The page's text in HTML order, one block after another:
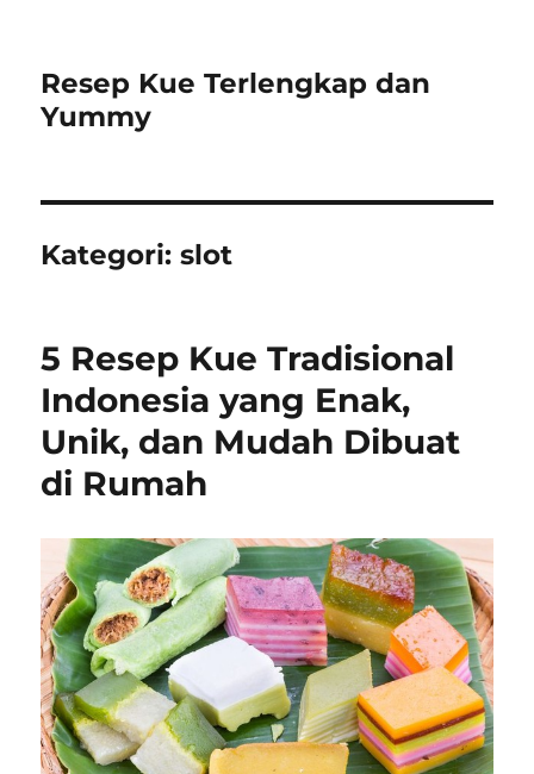
Resep Kue Terlengkap dan
Yummy
Kategori:slot
5 Resep Kue Tradisional
Indonesia yang Enak,
Unik, dan Mudah Dibuat
di Rumah